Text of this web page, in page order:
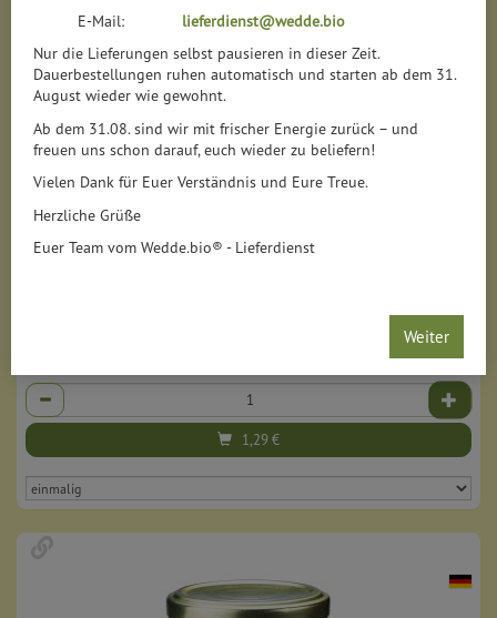
E-Mail: lieferdienst@wedde.bio
Nur die Lieferungen selbst pausieren in dieser Zeit.
Dauerbestellungen ruhen automatisch und starten ab dem 31.
August wieder wie gewohnt.
Ab dem 31.08. sind wir mit frischer Energie zurück – und
freuen uns schon darauf, euch wieder zu beliefern!
Vielen Dank für Euer Verständnis und Eure Treue.
Herzliche Grüße
Euer Team vom Wedde.bio® - Lieferdienst
Weiter
Apfel pur
Anzahl
1,29€